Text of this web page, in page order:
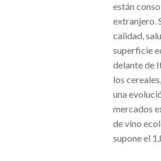
están
extranjero.
calidad,
superficie
delante de
los
una
mercados
de vino
supone el